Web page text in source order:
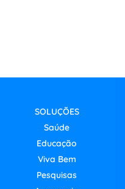
SOLUÇÕES
Saúde
Educação
Viva Bem
Pesquisas